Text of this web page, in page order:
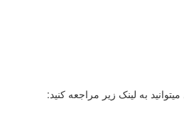
به لینک زیر مراجعه کنید: